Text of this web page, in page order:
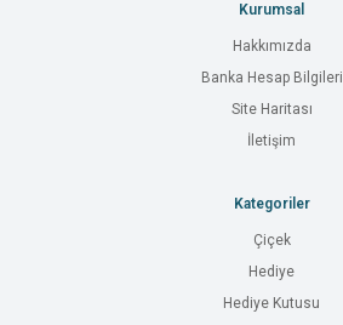
Kurumsal
Hakkımızda
Banka Hesap Bilgileri
Site Haritası
İletişim
Kategoriler
Çiçek
Hediye
Hediye Kutusu